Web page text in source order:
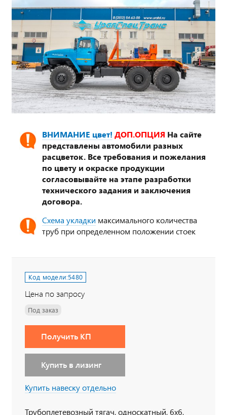
ВНИМАНИЕ цвет! ДОП.ОПЦИЯ На сайте
представлены автомобили разных
расцветок. Все требования и пожелания
по цвету и окраске продукции
согласовывайте на этапе разработки
технического задания и заключения
договора.
Схема укладки максимального количества
труб при определенном положении стоек
Код модели:5480
Цена по запросу
Под заказ
Получить КП
Купить в лизинг
Купить навеску отдельно
Трубоплетевозный тягач, односкатный, 6х6,